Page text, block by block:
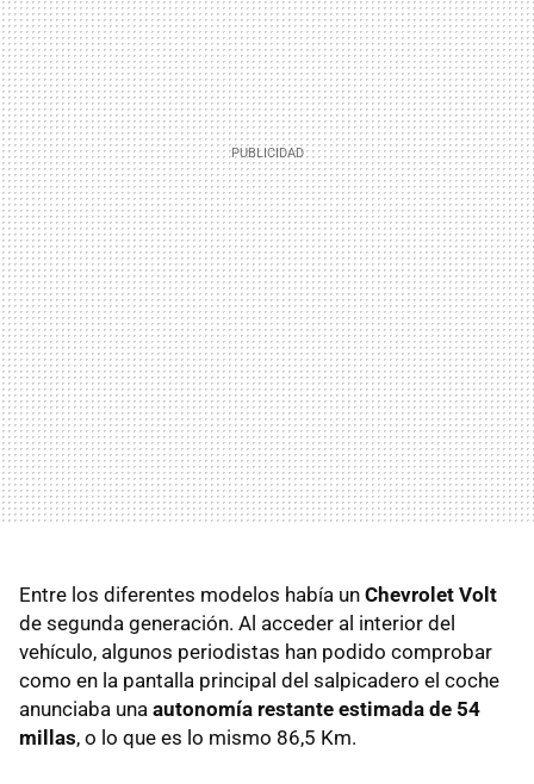
Entre los diferentes modelos había un Chevrolet Volt
de segunda generación. Al acceder al interior del
vehículo, algunos periodistas han podido comprobar
como en la pantalla principal del salpicadero el coche
anunciaba una autonomía restante estimada de 54
millas, o lo que es lo mismo 86,5 Km.